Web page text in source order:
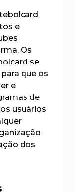
e
Os
se
que os
e
de
usuários
dos